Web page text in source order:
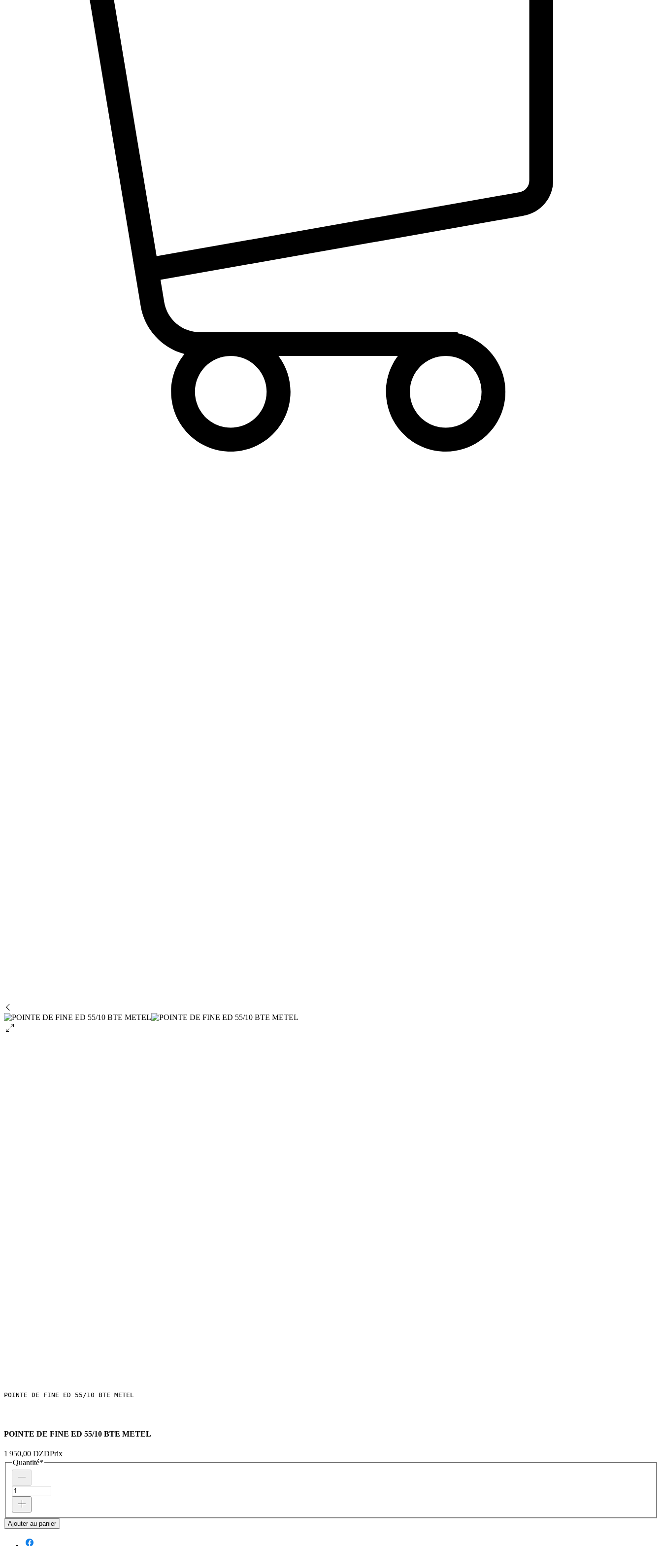
POINTE DE FINE ED 55/10 BTE METEL
POINTE DE FINE ED 55/10 BTE METEL
1 950,00 DZDPrix
Quantité*
Ajouter au panier